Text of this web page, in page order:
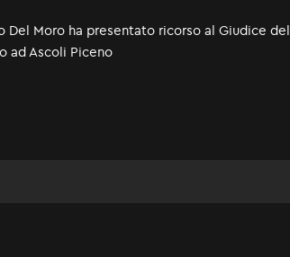
Del Moro ha presentato ricorso al Giudice del
ad Ascoli Piceno